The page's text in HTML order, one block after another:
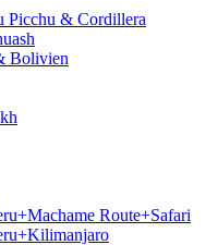
Picchu & Cordillera
Bolivien
Route+Safari